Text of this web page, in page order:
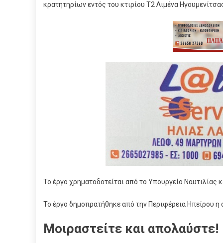
κρατητηρίων εντός του κτιρίου Τ2 Λιμένα
Το έργο χρηματοδοτείται από το Υπουργείο
Το έργο δημοπρατήθηκε από την Περιφέρεια Ηπείρου η
Μοιραστείτε και απολαύστε!